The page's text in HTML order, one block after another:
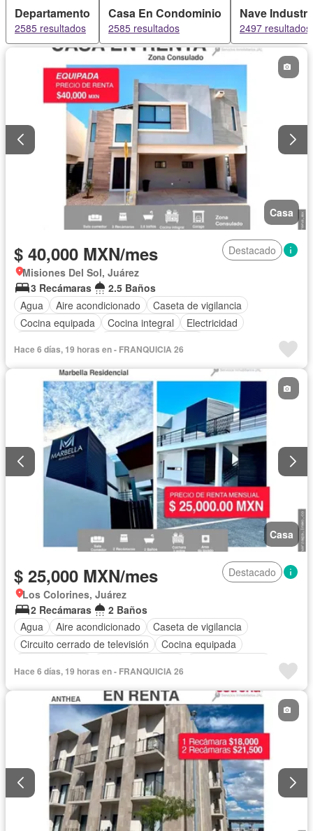
Departamento
2585 resultados
Casa En Condominio
2585 resultados
Nave
2497 resultados
Casa
$ 40,000 MXN/mes
Destacado
Misiones Del Sol, Juárez
3 Recámaras
2.5 Baños
Agua
Aire acondicionado
Caseta de vigilancia
Cocina equipada
Cocina integral
Electricidad
Recámara con closet
Parcialmente amueblado
Hace 6 días, 19 horas en - FRANQUICIA 26
Casa
$ 25,000 MXN/mes
Destacado
Los Colorines, Juárez
2 Recámaras
2 Baños
Agua
Aire acondicionado
Caseta de vigilancia
Circuito cerrado de televisión
Cocina equipada
Gas natural
Recámara con closet
Sin amueblar
Hace 6 días, 19 horas en - FRANQUICIA 26